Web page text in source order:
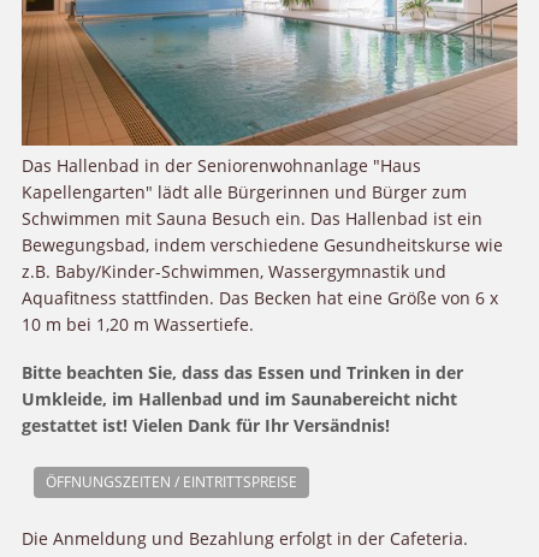
Das Hallenbad in der Seniorenwohnanlage "Haus
Kapellengarten" lädt alle Bürgerinnen und Bürger zum
Schwimmen mit Sauna Besuch ein. Das Hallenbad ist ein
Bewegungsbad, indem verschiedene Gesundheitskurse wie
z.B. Baby/Kinder-Schwimmen, Wassergymnastik und
Aquafitness stattfinden. Das Becken hat eine Größe von 6 x
10 m bei 1,20 m Wassertiefe.
Bitte beachten Sie, dass das Essen und Trinken in der
Umkleide, im Hallenbad und im Saunabereicht nicht
gestattet ist! Vielen Dank für Ihr Versändnis!
ÖFFNUNGSZEITEN / EINTRITTSPREISE
Die Anmeldung und Bezahlung erfolgt in der Cafeteria.